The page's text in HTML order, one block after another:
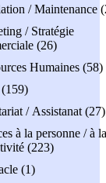
/ Maintenance
/ Stratégie
(26)
Humaines (58)
(159)
/ Assistanat (27)
à la personne / à la
(223)
(1)